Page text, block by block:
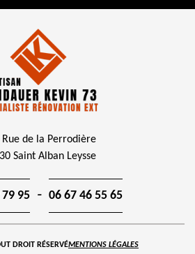
Rue de la Perrodière
Saint Alban Leysse
95 - 06 67 46 55 65
DROIT RÉSERVÉMENTIONS LÉGALES